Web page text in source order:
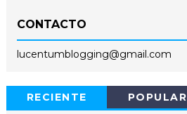
CONTACTO
lucentumblogging@gmail.com
RECIENTE POPULAR